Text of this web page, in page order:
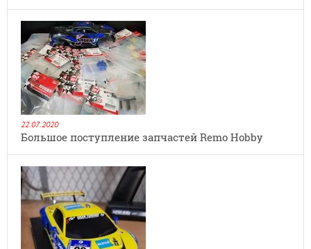
22.07.2020
Большое поступление запчастей Remo Hobby